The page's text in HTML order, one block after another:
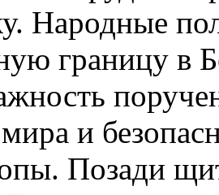
Народные
границу в
и
Позади